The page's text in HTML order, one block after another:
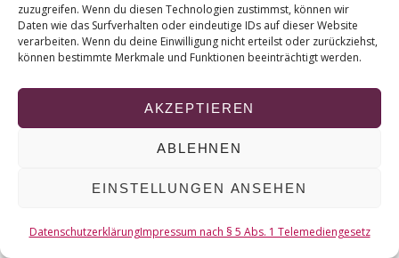
zuzugreifen. Wenn du diesen Technologien zustimmst, können wir
Daten wie das Surfverhalten oder eindeutige IDs auf dieser Website
verarbeiten. Wenn du deine Einwilligung nicht erteilst oder zurückziehst,
können bestimmte Merkmale und Funktionen beeinträchtigt werden.
AKZEPTIEREN
ABLEHNEN
EINSTELLUNGEN ANSEHEN
DatenschutzerklärungImpressum nach § 5 Abs. 1 Telemediengesetz
© 2026 KURT